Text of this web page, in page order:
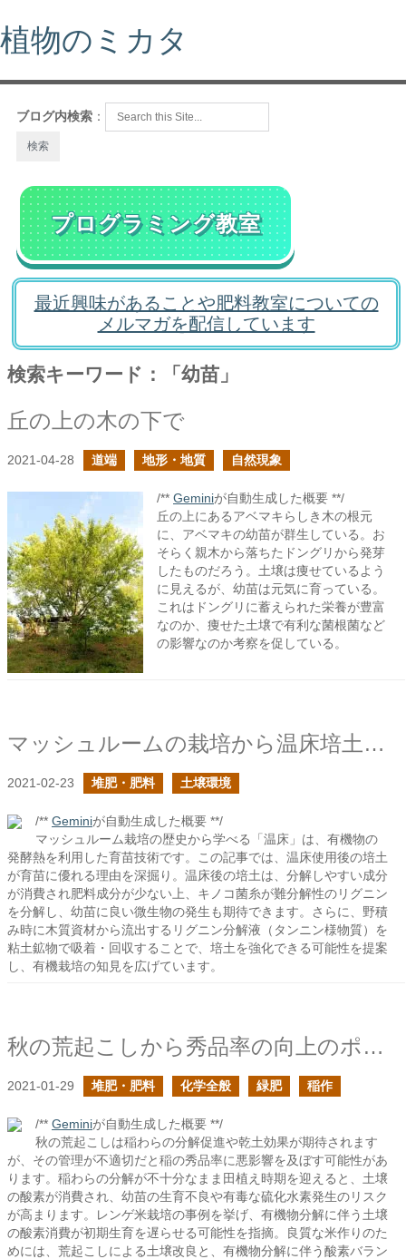
植物のミカタ
ブログ内検索 ：
プログラミング教室
最近興味があることや肥料教室についての
メルマガを配信しています
検索キーワード：「幼苗」
丘の上の木の下で
2021-04-28 道端 地形・地質 自然現象
/** Geminiが自動生成した概要 **/
丘の上にあるアベマキらしき木の根元
に、アベマキの幼苗が群生している。お
そらく親木から落ちたドングリから発芽
したものだろう。土壌は痩せているよう
に見えるが、幼苗は元気に育っている。
これはドングリに蓄えられた栄養が豊富
なのか、痩せた土壌で有利な菌根菌など
の影響なのか考察を促している。
マッシュルームの栽培から温床培土の事を考える
2021-02-23 堆肥・肥料 土壌環境
/** Geminiが自動生成した概要 **/
マッシュルーム栽培の歴史から学べる「温床」は、有機物の
発酵熱を利用した育苗技術です。この記事では、温床使用後の培土
が育苗に優れる理由を深掘り。温床後の培土は、分解しやすい成分
が消費され肥料成分が少ない上、キノコ菌糸が難分解性のリグニン
を分解し、幼苗に良い微生物の発生も期待できます。さらに、野積
み時に木質資材から流出するリグニン分解液（タンニン様物質）を
粘土鉱物で吸着・回収することで、培土を強化できる可能性を提案
し、有機栽培の知見を広げています。
秋の荒起こしから秀品率の向上のポイントを探る
2021-01-29 堆肥・肥料 化学全般 緑肥 稲作
/** Geminiが自動生成した概要 **/
秋の荒起こしは稲わらの分解促進や乾土効果が期待されます
が、その管理が不適切だと稲の秀品率に悪影響を及ぼす可能性があ
ります。稲わらの分解が不十分なまま田植え時期を迎えると、土壌
の酸素が消費され、幼苗の生育不良や有毒な硫化水素発生のリスク
が高まります。レンゲ米栽培の事例を挙げ、有機物分解に伴う土壌
の酸素消費が初期生育を遅らせる可能性を指摘。良質な米作りのた
めには、荒起こしによる土壌改良と、有機物分解に伴う酸素バラン